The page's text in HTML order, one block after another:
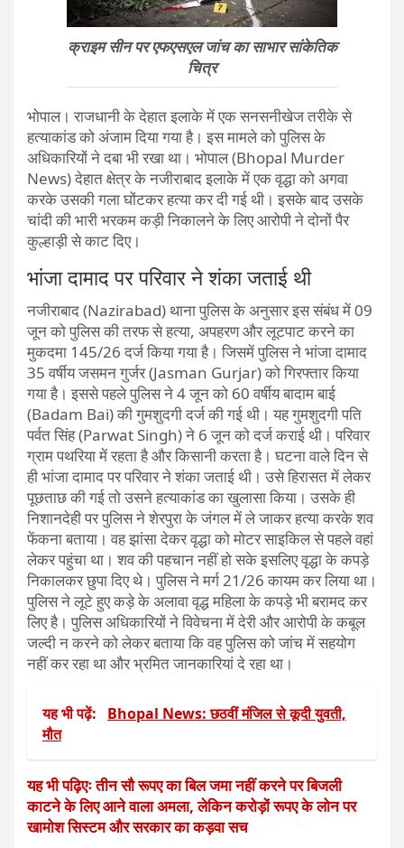
क्राइम सीन पर एफएसएल जांच का साभार सांकेतिक
चित्र
भोपाल। राजधानी के देहात इलाके में एक सनसनीखेज तरीके से
हत्याकांड को अंजाम दिया गया है। इस मामले को पुलिस के
अधिकारियों ने दबा भी रखा था। भोपाल (Bhopal Murder
News) देहात क्षेत्र के नजीराबाद इलाके में एक वृद्धा को अगवा
करके उसकी गला घोंटकर हत्या कर दी गई थी। इसके बाद उसके
चांदी की भारी भरकम कड़ी निकालने के लिए आरोपी ने दोनों पैर
कुल्हाड़ी से काट दिए।
भांजा दामाद पर परिवार ने शंका जताई थी
नजीराबाद (Nazirabad) थाना पुलिस के अनुसार इस संबंध में 09
जून को पुलिस की तरफ से हत्या, अपहरण और लूटपाट करने का
मुकदमा 145/26 दर्ज किया गया है। जिसमें पुलिस ने भांजा दामाद
35 वर्षीय जसमन गुर्जर (Jasman Gurjar) को गिरफ्तार किया
गया है। इससे पहले पुलिस ने 4 जून को 60 वर्षीय बादाम बाई
(Badam Bai) की गुमशुदगी दर्ज की गई थी। यह गुमशुदगी पति
पर्वत सिंह (Parwat Singh) ने 6 जून को दर्ज कराई थी। परिवार
ग्राम पथरिया में रहता है और किसानी करता है। घटना वाले दिन से
ही भांजा दामाद पर परिवार ने शंका जताई थी। उसे हिरासत में लेकर
पूछताछ की गई तो उसने हत्याकांड का खुलासा किया। उसके ही
निशानदेही पर पुलिस ने शेरपुरा के जंगल में ले जाकर हत्या करके शव
फेंकना बताया। वह झांसा देकर वृद्धा को मोटर साइकिल से पहले वहां
लेकर पहुंचा था। शव की पहचान नहीं हो सके इसलिए वृद्धा के कपड़े
निकालकर छुपा दिए थे। पुलिस ने मर्ग 21/26 कायम कर लिया था।
पुलिस ने लूटे हुए कड़े के अलावा वृद्ध महिला के कपड़े भी बरामद कर
लिए है। पुलिस अधिकारियों ने विवेचना में देरी और आरोपी के कबूल
जल्दी न करने को लेकर बताया कि वह पुलिस को जांच में सहयोग
नहीं कर रहा था और भ्रमित जानकारियां दे रहा था।
यह भी पढ़ें:
Bhopal News: छठवीं मंजिल से कूदी युवती,
मौत
यह भी पढ़िएः तीन सौ रूपए का बिल जमा नहीं करने पर बिजली
काटने के लिए आने वाला अमला, लेकिन करोड़ों रूपए के लोन पर
खामोश सिस्टम और सरकार का कड़वा सच